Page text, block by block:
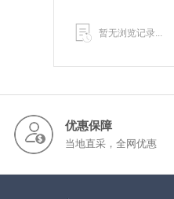
色达县城面积1.8平方公
2人，多年流动人口平均
孜州海拔最高、气候最寒
色达县名由来，经考证，
色塘发现一马形黄金而
暂无浏览记录...
优惠保障
当地直采，全网优惠